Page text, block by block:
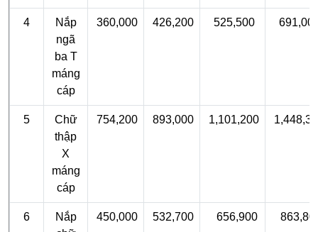
4
Nắp
ngã
ba T
máng
cáp
360,000 426,200 525,500
5
Chữ
thập
X
máng
cáp
754,200 893,000 1,101,200
6
Nắp
450,000 532,700 656,900